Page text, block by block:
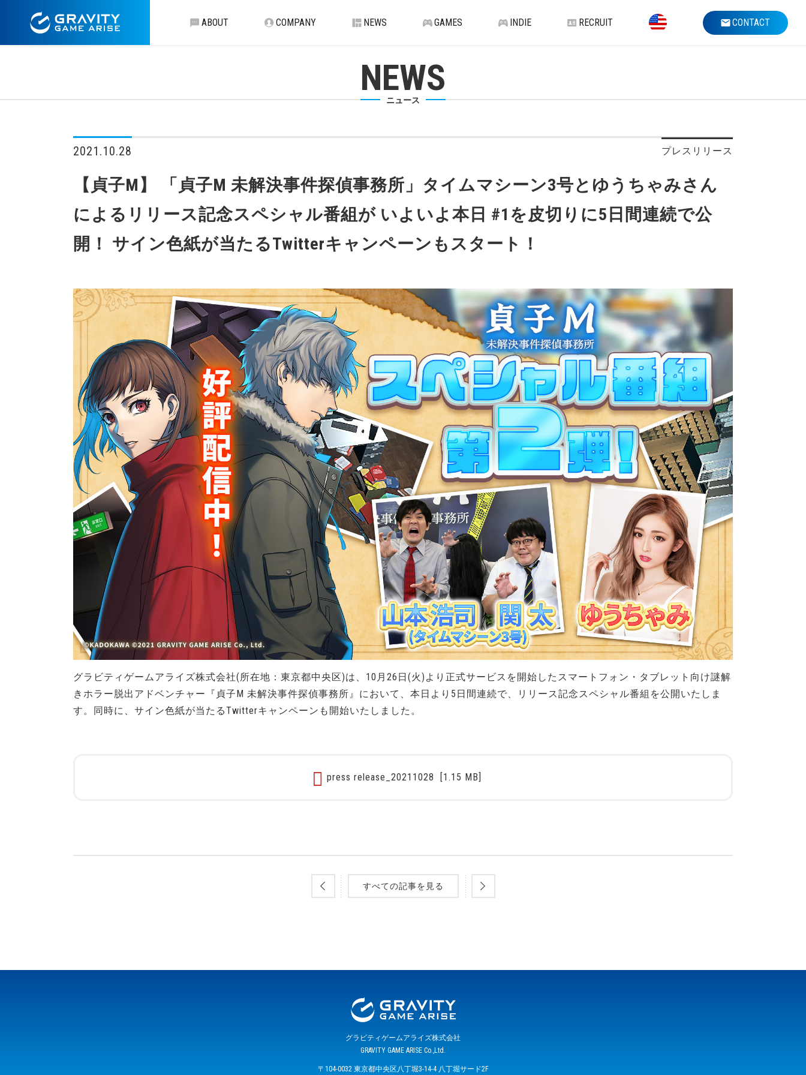
ABOUT COMPANY NEWS GAMES INDIE RECRUIT CONTACT
NEWS
ニュース
2021.10.28 プレスリリース
【貞子M】 「貞子M 未解決事件探偵事務所」タイムマシーン3号とゆうちゃみさん
によるリリース記念スペシャル番組が いよいよ本日 #1を皮切りに5日間連続で公
開！ サイン色紙が当たるTwitterキャンペーンもスタート！
グラビティゲームアライズ株式会社(所在地：東京都中央区)は、10月26日(火)より正式サービスを開始したスマートフォン・タブレット向け謎解
きホラー脱出アドベンチャー『貞子M 未解決事件探偵事務所』において、本日より5日間連続で、リリース記念スペシャル番組を公開いたしま
す。同時に、サイン色紙が当たるTwitterキャンペーンも開始いたしました。
press release_20211028 [1.15 MB]
すべての記事を見る
グラビティゲームアライズ株式会社
GRAVITY GAME ARISE Co.,Ltd.
〒104-0032 東京都中央区八丁堀3-14-4 八丁堀サード2F